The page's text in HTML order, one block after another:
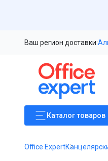
Ваш регион доставки:
Каталогтоваров
Office Expert